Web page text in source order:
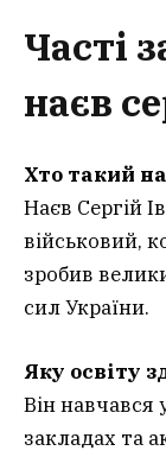
Часті
наєв
Хто такий
Наєв Сергій
військовий,
зробив
сил України.
Яку освіту
Він навчався
закладах та